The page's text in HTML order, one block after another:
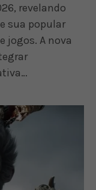
revelando
sua popular
jogos. A nova